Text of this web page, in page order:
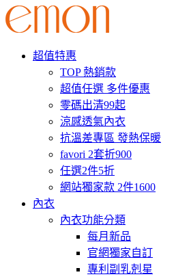
超值特惠
TOP 熱銷款
超值任選 多件優惠
零碼出清99起
涼感透氣內衣
抗溫差專區 發熱保暖
favori 2套折900
任選2件5折
網站獨家款 2件1600
內衣
內衣功能分類
每月新品
官網獨家自訂
專利副乳剋星